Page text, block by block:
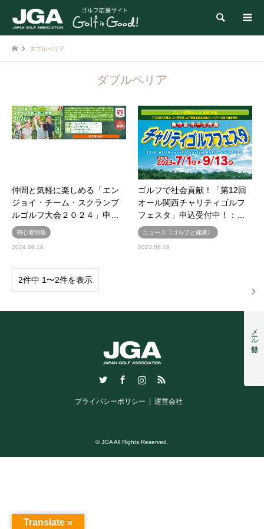
検索
ダブルペリア
ダブルペリア
仲間と気軽に楽しめる「エン
ジョイ・チーム・スクランブ
ルゴルフ大会２０２４」申…
初心者情報
2024.06.18
ゴルフで社会貢献！「第12回
オール関西チャリティゴルフ
フェスタ」申込受付中！：…
ニュース《ゴルフと健康》
2023.06.18
2件中 1〜2件を表示
RSS
プライバシーポリシー 運営会社
© JGA All Rights Reserved.
メール登録
Translate »